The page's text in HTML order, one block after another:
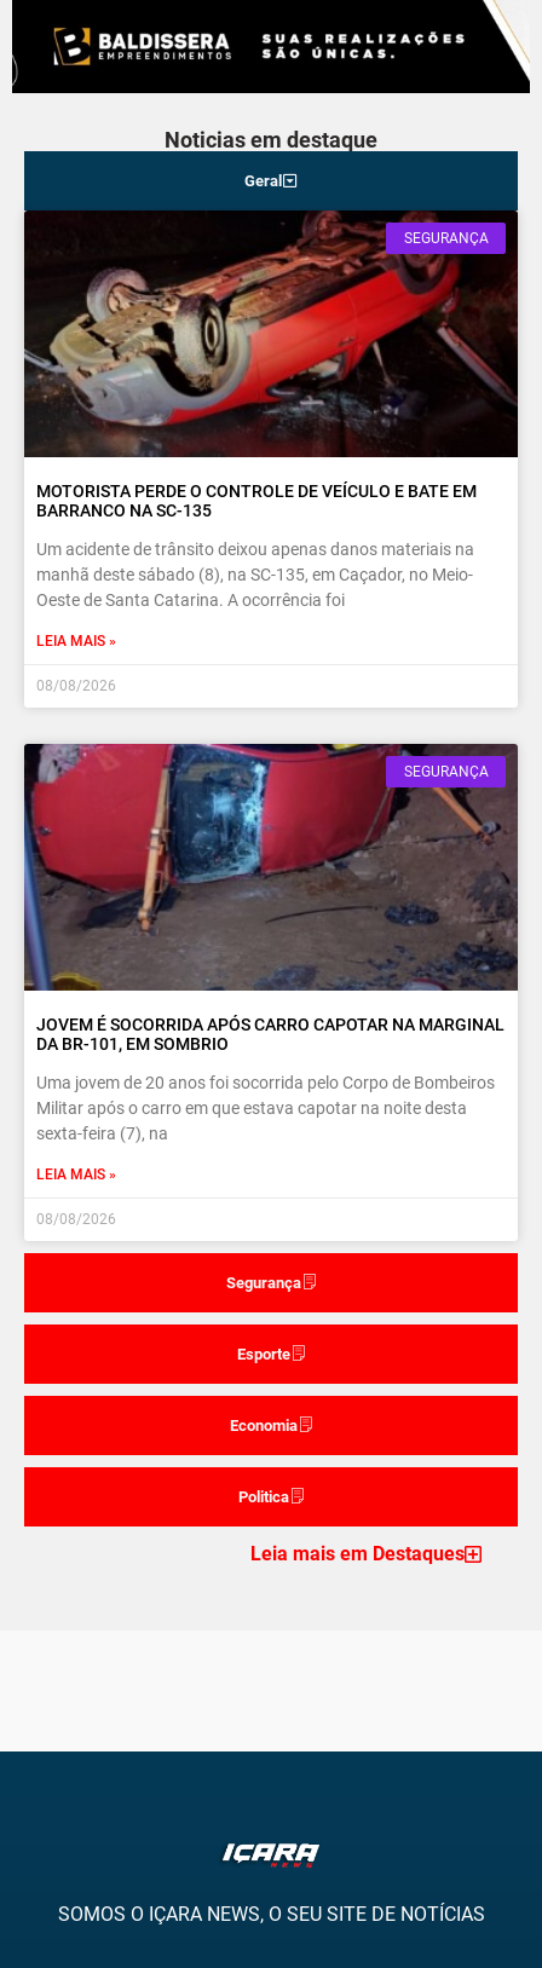
Noticias em destaque
Geral
Segurança
Esporte
Economia
Politica
SEGURANÇA
MOTORISTA PERDE O CONTROLE DE VEÍCULO E BATE EM
BARRANCO NA SC-135
Um acidente de trânsito deixou apenas danos materiais na
manhã deste sábado (8), na SC-135, em Caçador, no Meio-
Oeste de Santa Catarina. A ocorrência foi
LEIA MAIS »
08/08/2026
SEGURANÇA
JOVEM É SOCORRIDA APÓS CARRO CAPOTAR NA MARGINAL
DA BR-101, EM SOMBRIO
Uma jovem de 20 anos foi socorrida pelo Corpo de Bombeiros
Militar após o carro em que estava capotar na noite desta
sexta-feira (7), na
LEIA MAIS »
08/08/2026
Leia mais em Destaques
SOMOS O IÇARA NEWS, O SEU SITE DE NOTÍCIAS